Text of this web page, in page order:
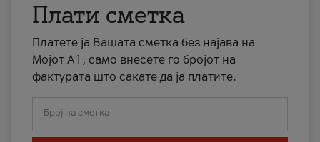
Плати сметка
Платете ја Вашата сметка без најава на
Мојот А1, само внесете го бројот на
фактурата што сакате да ја платите.
Број на сметка